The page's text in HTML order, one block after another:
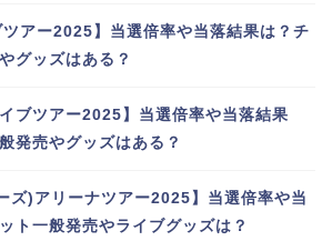
アー2025】当選倍率や当落結果は？チ
グッズはある？
ブツアー2025】当選倍率や当落結果
発売やグッズはある？
ズ)アリーナツアー2025】当選倍率や当
ト一般発売やライブグッズは？